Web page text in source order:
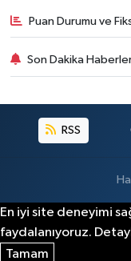
Puan Durumu ve
Son Dakika
RSS
En iyi site deneyimi
faydalanıyoruz.
Tamam